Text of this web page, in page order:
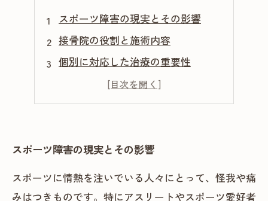
スポーツ障害の現実とその影響
接骨院の役割と施術内容
個別に対応した治療の重要性
スポーツ障害の予防とアフターケア
未来のスポーツライフへの道
スポーツ障害の現実とその影響
スポーツに情熱を注いでいる人々にとって、怪我や痛
みはつきものです。特にアスリートやスポーツ愛好者